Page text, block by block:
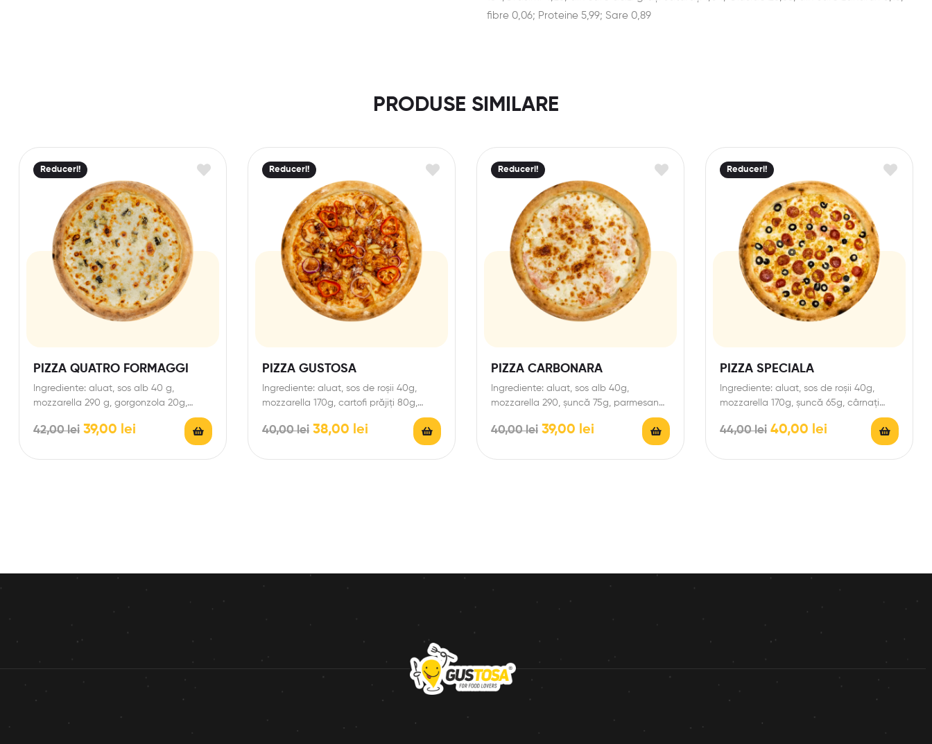
fibre 0,06; Proteine 5,99; Sare 0,89
PRODUSE SIMILARE
Reduceri!
PIZZA QUATRO FORMAGGI
Ingrediente: aluat, sos alb 40 g,
mozzarella 290 g, gorgonzola 20g,
42,00lei 39,00 lei
Reduceri!
PIZZA GUSTOSA
Ingrediente: aluat, sos de roșii 40g,
mozzarella 170g, cartofi prăjiți 80g,
120gr,…
40,00lei 38,00 lei
Reduceri!
PIZZA CARBONARA
Ingrediente: aluat, sos alb 40g,
mozzarella 290, șuncă 75g, parmesan
40,00lei 39,00 lei
Reduceri!
PIZZA SPECIALA
Ingrediente: aluat, sos de roșii 40g,
mozzarella 170g, șuncă 65g, cârnați
44,00lei 40,00 lei